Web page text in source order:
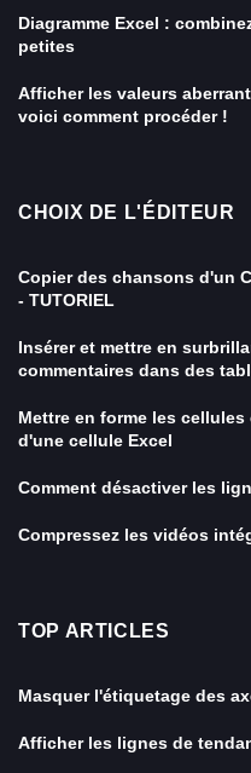
Diagramme Excel :
petites
Afficher les valeurs
voici comment procéder !
CHOIX DE L'ÉDITEUR
Copier des chansons d'un
- TUTORIEL
Insérer et mettre en
commentaires dans des
Mettre en forme les
d'une cellule Excel
Comment désactiver les
Compressez les vidéos
TOP ARTICLES
Masquer l'étiquetage des
Afficher les lignes de